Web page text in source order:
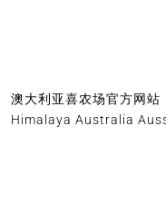
澳大利亚喜农场官方网站
Himalaya Australia